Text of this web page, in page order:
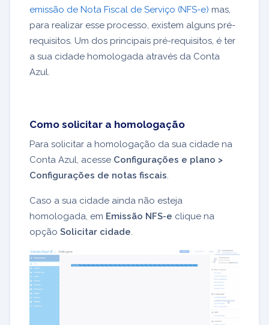
emissão de Nota Fiscal de Serviço (NFS-e) mas,
para realizar esse processo, existem alguns pré-
requisitos. Um dos principais pré-requisitos, é ter
a sua cidade homologada através da Conta
Azul.
Como solicitar a homologação
Para solicitar a homologação da sua cidade na
Conta Azul, acesse Configurações e plano >
Configurações de notas fiscais
Caso a sua cidade ainda não esteja
homologada, em Emissão NFS-e clique na
opção Solicitar cidade